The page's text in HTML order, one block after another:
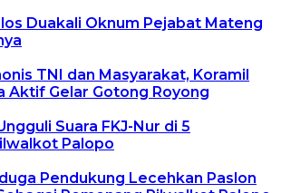
Duakali Oknum Pejabat Mateng
TNI dan Masyarakat, Koramil
Aktif Gelar Gotong Royong
Suara FKJ-Nur di 5
Palopo
Pendukung Lecehkan Paslon